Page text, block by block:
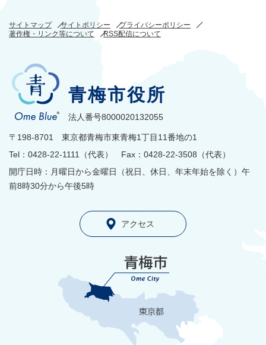
サイトマップ サイトポリシー
プライバシーポリシー
著作権・リンク等について
RSS配信について
青梅市役所
法人番号8000020132055
〒198-8701 東京都青梅市東青梅1丁目11番地の1
Tel：0428-22-1111（代表） Fax：0428-22-3508（代表）
開庁日時：月曜日から金曜日（祝日、休日、年末年始を除く）午
前8時30分から午後5時
アクセス